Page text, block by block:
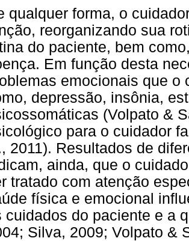
qualquer forma, o
reorganizando sua
do paciente, bem
Em função desta
emocionais que o
depressão, insônia,
(Volpato &
para o cuidador
2011). Resultados de
ainda, que o
tratado com atenção
física e emocional
cuidados do paciente e a
Silva, 2009; Volpato &